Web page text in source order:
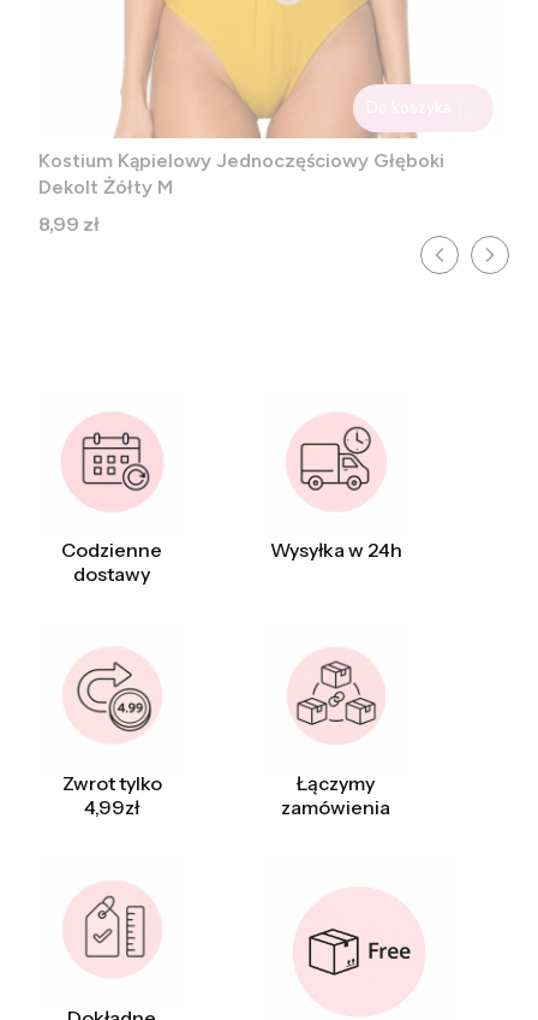
Kostium Kąpielowy Jednoczęściowy Głęboki
Dekolt Żółty M
Cena
8,99 zł
Codzienne
dostawy
Wysyłka w 24h
Zwrot tylko
4,99zł
Łączymy
zamówienia